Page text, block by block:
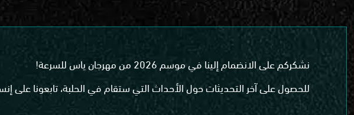
نشكركم على الانضمام إلينا في موسم 2026 من مهرجان ياس للسرعة!
للحصول على آخر التحديثات حول الأحداث التي ستقام في الحلبة، تابعونا على